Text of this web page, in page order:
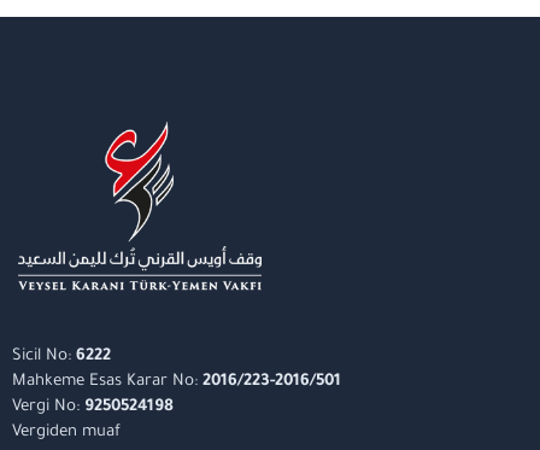
Sicil No: 6222
Mahkeme Esas Karar No: 2016/223-2016/501
Vergi No: 9250524198
Vergiden muaf